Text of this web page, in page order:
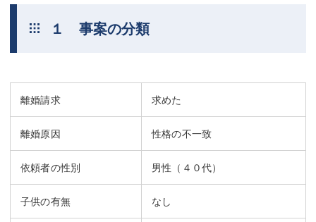
企業法務
刑事弁護
不動産登記
商業登記
調査・書面作成
労働問題（解雇，残業等）
交通事故
商業登記
調査・書面作成
債務整理
１ 事案の分類
離婚請求 求めた
離婚原因 性格の不一致
依頼者の性別 男性（４０代）
子供の有無 なし